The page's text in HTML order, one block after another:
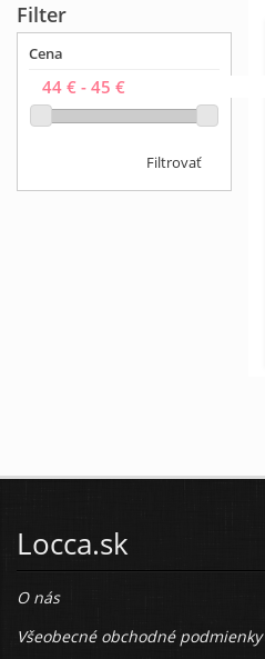
Filter
Cena
Filtrovať
Locca.sk
O nás
Všeobecné obchodné podmienky